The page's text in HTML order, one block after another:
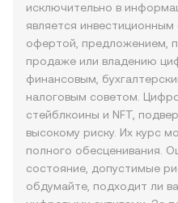
исключительно в
является
офертой, предложением,
продаже или владению
финансовым,
налоговым советом.
стейблкоины и NFT,
высокому риску. Их курс
полного обесценивания.
состояние, допустимые
обдумайте, подходит ли